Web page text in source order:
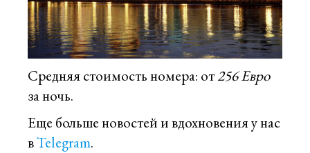
Средняя стоимость номера: от256 Евро
за ночь.
Еще больше новостей и вдохновения у нас
вTelegram.